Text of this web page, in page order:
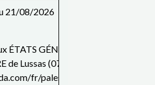
21/08/2026
ÉTATS GÉNÉRAUX DU FILM
Lussas (07) du 17 au 21 août
fr/palestine/events/